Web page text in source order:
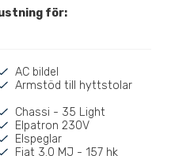
för:
AC bildel
Armstöd till hyttstolar
Chassi - 35 Light
Elpatron 230V
Elspeglar
Fiat 3.0 MJ - 157 hk